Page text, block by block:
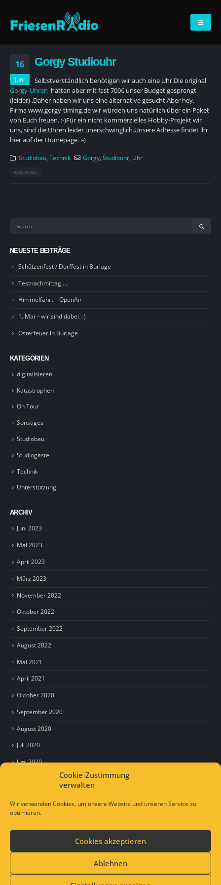
Cookie-Zustimmung
verwalten
Wir verwenden Cookies, um unsere Website und unseren Service zu
optimieren.
Cookies akzeptieren
Ablehnen
16
Juni
Gorgy Studiouhr
Selbstverständlich benötigen wir auch eine Uhr.Die original
Gorgy-Uhren hätten aber mit fast 700€ unser Budget gesprengt
(leider) .Daher haben wir uns eine alternative gesucht.Aber hey,
Firma www.gorgy-timing.de wir würden uns natürlich über ein Paket
von Euch freuen. :-)Für ein nicht kommerzielles Hobby-Projekt wir
uns, sind die Uhren leider unerschwinglich.Unsere Adresse findet ihr
hier auf der Homepage. :-)
Studiobau, Technik Gorgy,Studiouhr, Uhr
READ MORE...
NEUESTE BEITRÄGE
Schützenfest / Dorffest in Burlage
Testnachmittag ….
Himmelfahrt – OpenAir
1. Mai – wir sind dabei :-)
Osterfeuer in Burlage
KATEGORIEN
digitalisieren
Katastrophen
On Tour
Sonstiges
Studiobau
Studiogäste
Technik
Unterstützung
ARCHIV
Juni 2023
Mai 2023
April 2023
März 2023
November 2022
Oktober 2022
September 2022
August 2022
Mai 2021
April 2021
Oktober 2020
September 2020
August 2020
Juli 2020
Juni 2020
© Copyright 2021. All Rights Reserved.
Lap-Jugendhilfe
Impressum Datenschutzerklärung
Mail an uns